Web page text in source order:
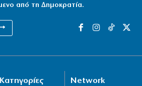
από τη Δημοκρατία.
Κατηγορίες Network